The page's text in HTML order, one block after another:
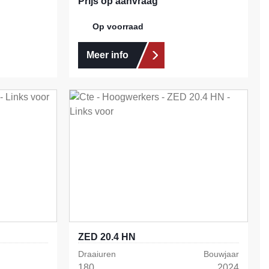
Op voorraad
Meer info
ZED 20.4 HN
Draaiuren Bouwjaar